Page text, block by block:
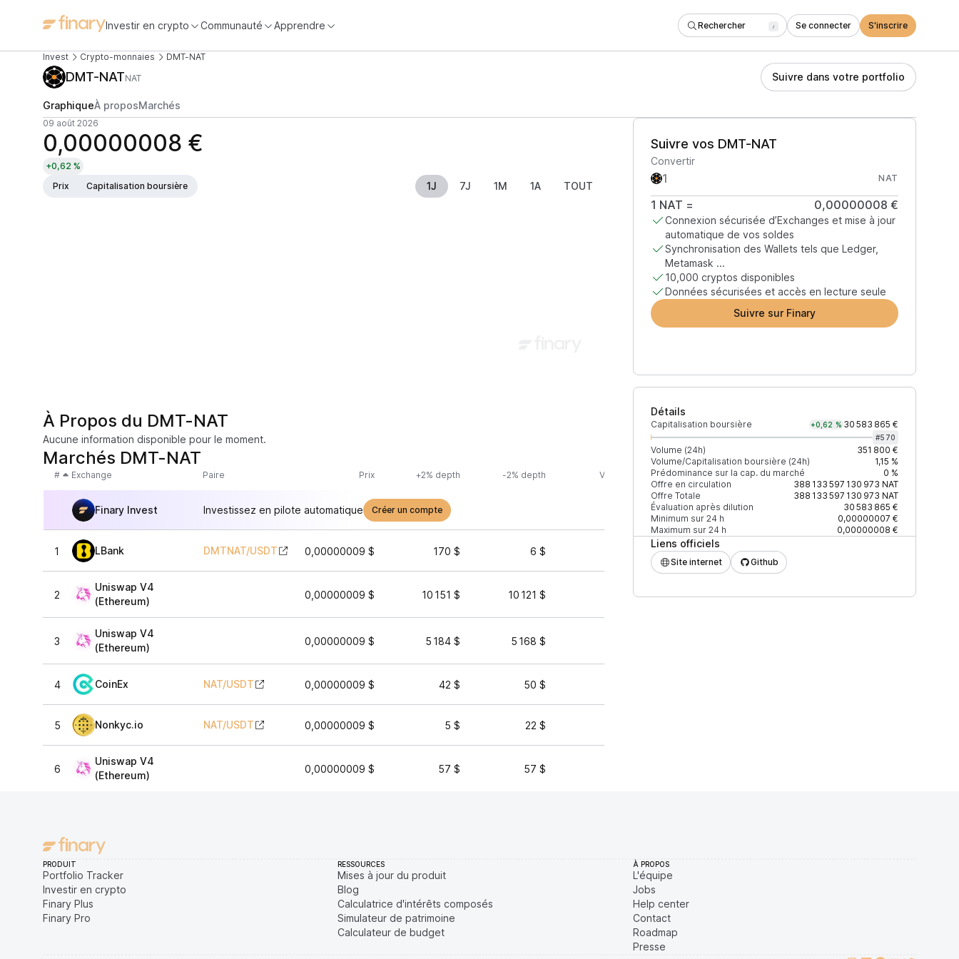
Investir en crypto Communauté Apprendre Rechercher / Se connecter S'inscrire
Invest Crypto-monnaies DMT-NAT
DMT-NATNAT Suivre dans votre portfolio
GraphiqueÀ proposMarchés
09 août 2026
0,00000008 €
+0,62 %
Prix
Capitalisation boursière 1J 7J 1M 1A TOUT
Suivre vos DMT-NAT
Convertir
NAT
1 NAT = 0,00000008 €
Connexion sécurisée d’Exchanges et mise à jour
automatique de vos soldes
Synchronisation des Wallets tels que Ledger,
Metamask ...
10,000 cryptos disponibles
Données sécurisées et accès en lecture seule
Suivre sur Finary
Détails
Capitalisation boursière +0,62 % 30 583 865 €
#570
Volume (24h)
351 800 €
Volume/Capitalisation boursière (24h)
1,15 %
Prédominance sur la cap. du marché
0 %
Offre en circulation
388 133 597 130 973 NAT
Offre Totale
388 133 597 130 973 NAT
Évaluation après dilution
30 583 865 €
Minimum sur 24 h
0,00000007 €
Maximum sur 24 h
0,00000008 €
Liens officiels
Site internet Github
À Propos du DMT-NAT
Aucune information disponible pour le moment.
Marchés DMT-NAT
# Exchange Paire Prix +2% depth -2% depth Volume (24h) % du volume Confiance Mis à jour
Finary Invest Investissez en pilote automatique Créer un compte
1 LBank DMTNAT/USDT 0,00000009 $ 170 $ 6 $ 351 399 $ 86,80 %
2
Uniswap V4
(Ethereum)
0,00000009 $ 10 151 $ 10 121 $ 26 957 $ 6,66 % ÉLEVÉE Récemment
3
Uniswap V4
(Ethereum)
0,00000009 $ 5 184 $ 5 168 $
4 CoinEx NAT/USDT 0,00000009 $ 42 $ 50 $
5 Nonkyc.io NAT/USDT 0,00000009 $ 5 $ 22 $
6
Uniswap V4
(Ethereum)
0,00000009 $ 57 $ 57 $
PRODUIT
Portfolio Tracker
Investir en crypto
Finary Plus
Finary Pro
RESSOURCES
Mises à jour du produit
Blog
Calculatrice d'intérêts composés
Simulateur de patrimoine
Calculateur de budget
À PROPOS
L'équipe
Jobs
Help center
Contact
Roadmap
Presse